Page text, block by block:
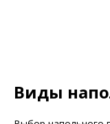
Виды